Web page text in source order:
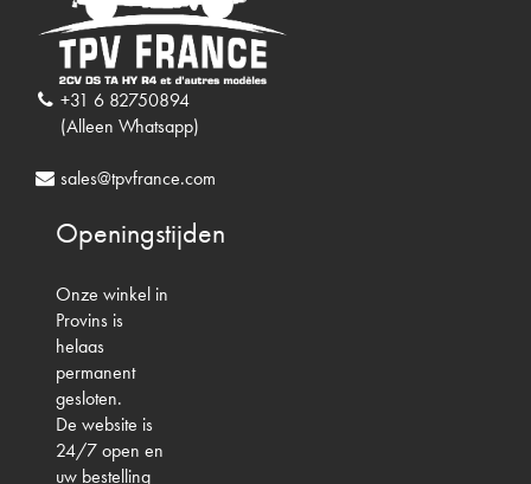
+31 6 82750894
(Alleen Whatsapp)
sales@tpvfrance.com
Openingstijden
Onze winkel in
Provins is
helaas
permanent
gesloten.
De website is
24/7 open en
uw bestelling